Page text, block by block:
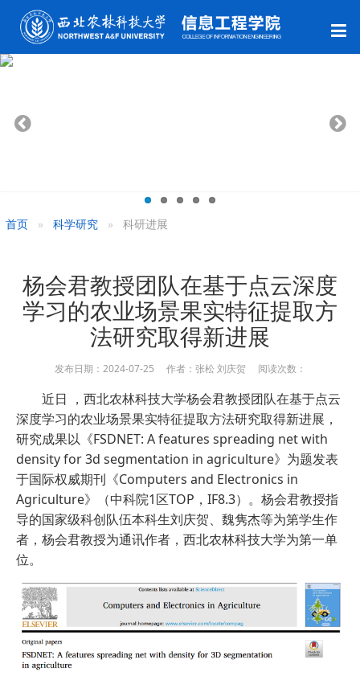
首页 科学研究 科研进展
杨会君教授团队在基于点云深度
学习的农业场景果实特征提取方
法研究取得新进展
发布日期：2024-07-25 作者：张松 刘庆贺 阅读次数：
近日 ，西北农林科技大学杨会君教授团队在基于点云
深度学习的农业场景果实特征提取方法研究取得新进展，
研究成果以《FSDNET: A features spreading net with
density for 3d segmentation in agriculture》为题发表
于国际权威期刊《Computers and Electronics in
Agriculture》（中科院1区TOP，IF8.3）。杨会君教授指
导的国家级科创队伍本科生刘庆贺、魏隽杰等为第学生作
者，杨会君教授为通讯作者，西北农林科技大学为第一单
位。